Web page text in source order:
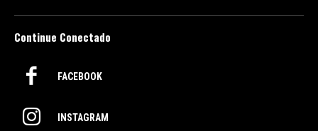
Continue Conectado
FACEBOOK
INSTAGRAM